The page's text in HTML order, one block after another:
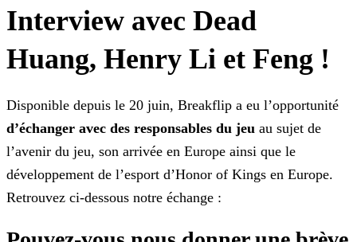
Interview avec Dead
Huang, Henry Li et Feng !
Disponible depuis le 20 juin, Breakflip a eu l’opportunité
d’échanger avec des responsables du jeu au sujet de
l’avenir du jeu, son arrivée en Europe ainsi que le
développement de l’esport d’Honor of Kings en Europe.
Retrouvez ci-dessous notre échange :